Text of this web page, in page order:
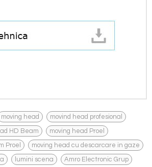
moving head , movind head profesional ,
HD Beam moving head Proel
Proel , moving head cu descarcare in gaze ,
lumini scena Amro Electronic Grup